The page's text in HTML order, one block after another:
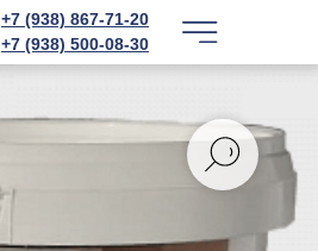
+7 (938) 867-71-20
+7 (938) 500-08-30